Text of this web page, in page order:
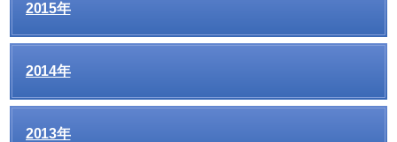
2015年
2014年
2013年